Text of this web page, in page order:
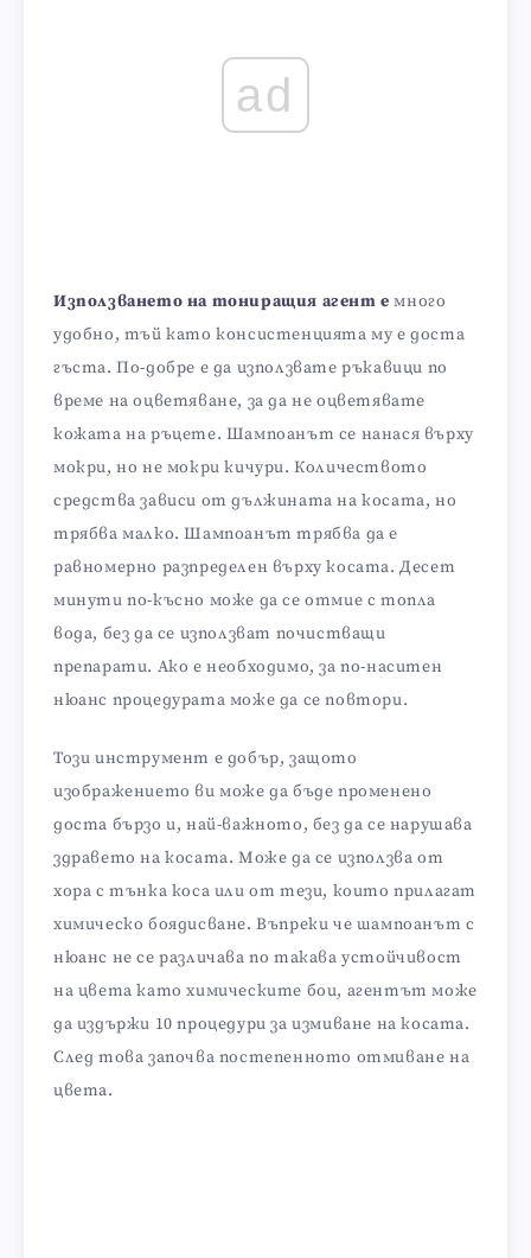
ad
Използването на тониращия агент е много
удобно, тъй като консистенцията му е доста
гъста. По-добре е да използвате ръкавици по
време на оцветяване, за да не оцветявате
кожата на ръцете. Шампоанът се нанася върху
мокри, но не мокри кичури. Количеството
средства зависи от дължината на косата, но
трябва малко. Шампоанът трябва да е
равномерно разпределен върху косата. Десет
минути по-късно може да се отмие с топла
вода, без да се използват почистващи
препарати. Ако е необходимо, за по-наситен
нюанс процедурата може да се повтори.
Този инструмент е добър, защото
изображението ви може да бъде променено
доста бързо и, най-важното, без да се нарушава
здравето на косата. Може да се използва от
хора с тънка коса или от тези, които прилагат
химическо боядисване. Въпреки че шампоанът с
нюанс не се различава по такава устойчивост
на цвета като химическите бои, агентът може
да издържи 10 процедури за измиване на косата.
След това започва постепенното отмиване на
цвета.